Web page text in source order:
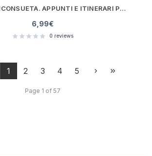
TOSCANA INCONSUETA. APPUNTI E ITINERARI PER VIAGGIARE OLTRE – SECONDA EDIZIONE AGGIORNATA E AMPLIATA
6,99€
0 reviews
1 2 3 4 5
Page 1 of 57